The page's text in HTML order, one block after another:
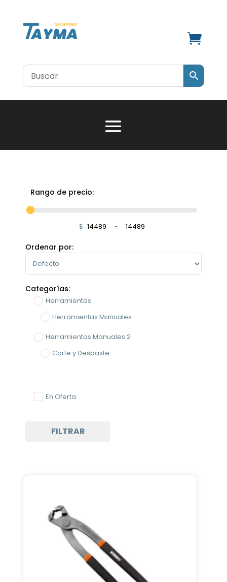

Rango de precio:
$ Minimum Price
-
Maximum Price
Ordenar por:
Sort Products
Categorías:
Herramientas
Herramientas Manuales
Herramientas Manuales 2
Corte y Desbaste
En Oferta
FILTRAR